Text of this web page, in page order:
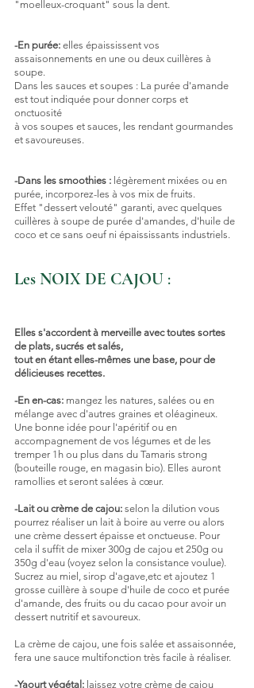
"moelleux-croquant" sous la dent.
-En purée: elles épaississent vos
assaisonnements en une ou deux cuillères à
soupe.
Dans les sauces et soupes : La purée d'amande
est tout indiquée pour donner corps et
onctuosité
à vos soupes et sauces, les rendant gourmandes
et savoureuses.
-Dans les smoothies : légèrement mixées ou en
purée, incorporez-les à vos mix de fruits.
Effet "dessert velouté" garanti, avec quelques
cuillères à soupe de purée d'amandes, d'huile de
coco et ce sans oeuf ni épaississants industriels.
Les NOIX DE CAJOU :
Elles s'accordent à merveille avec toutes sortes
de plats, sucrés et salés,
tout en étant elles-mêmes une base, pour de
délicieuses recettes.
-En en-cas: mangez les natures, salées ou en
mélange avec d'autres graines et oléagineux.
Une bonne idée pour l'apéritif ou en
accompagnement de vos légumes et de les
tremper 1h ou plus dans du Tamaris strong
(bouteille rouge, en magasin bio). Elles auront
ramollies et seront salées à cœur.
-Lait ou crème de cajou: selon la dilution vous
pourrez réaliser un lait à boire au verre ou alors
une crème dessert épaisse et onctueuse. Pour
cela il suffit de mixer 300g de cajou et 250g ou
350g d'eau (voyez selon la consistance voulue).
Sucrez au miel, sirop d'agave,etc et ajoutez 1
grosse cuillère à soupe d'huile de coco et purée
d'amande, des fruits ou du cacao pour avoir un
dessert nutritif et savoureux.
La crème de cajou, une fois salée et assaisonnée,
fera une sauce multifonction très facile à réaliser.
-Yaourt végétal: laissez votre crème de cajou